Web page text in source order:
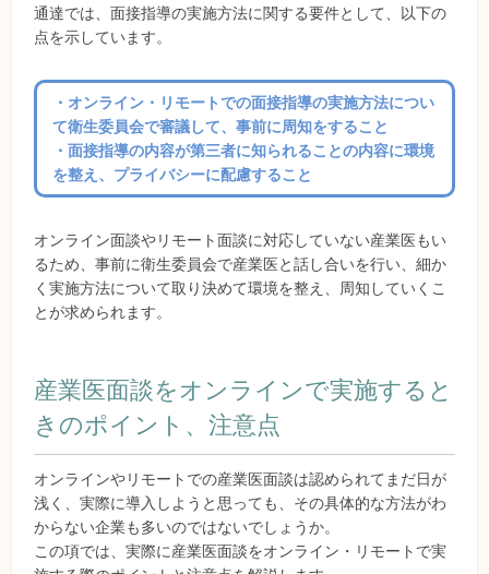
通達では、面接指導の実施方法に関する要件として、以下の
点を示しています。
・オンライン・リモートでの面接指導の実施方法につい
て衛生委員会で審議して、事前に周知をすること
・面接指導の内容が第三者に知られることの内容に環境
を整え、プライバシーに配慮すること
オンライン面談やリモート面談に対応していない産業医もい
るため、事前に衛生委員会で産業医と話し合いを行い、細か
く実施方法について取り決めて環境を整え、周知していくこ
とが求められます。
産業医面談をオンラインで実施すると
きのポイント、注意点
オンラインやリモートでの産業医面談は認められてまだ日が
浅く、実際に導入しようと思っても、その具体的な方法がわ
からない企業も多いのではないでしょうか。
この項では、実際に産業医面談をオンライン・リモートで実